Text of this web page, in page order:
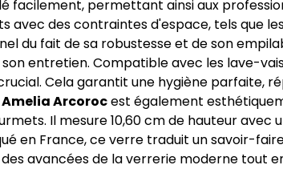
facilement, permettant ainsi aux
des contraintes d'espace, tels que
du fait de sa robustesse et de son
entretien. Compatible avec les lave-
Cela garantit une hygiène parfaite,
Amelia Arcorocest également
Il mesure 10,60 cm de hauteur avec
en France, ce verre traduit un savoir-
avancées de la verrerie moderne tout